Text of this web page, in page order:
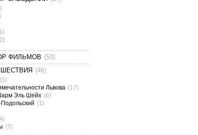
ФИЛЬМОВ (53)
(46)
(1)
Львова (17)
Эль Шейх (6)
(1)
(7)